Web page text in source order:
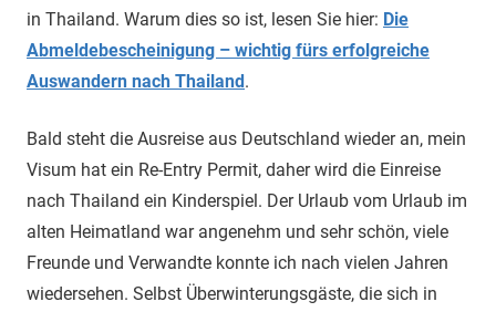
in Thailand. Warum dies so ist, lesen Sie hier: Die
Abmeldebescheinigung – wichtig fürs erfolgreiche
Auswandern nach Thailand.
Bald steht die Ausreise aus Deutschland wieder an, mein
Visum hat ein Re-Entry Permit, daher wird die Einreise
nach Thailand ein Kinderspiel. Der Urlaub vom Urlaub im
alten Heimatland war angenehm und sehr schön, viele
Freunde und Verwandte konnte ich nach vielen Jahren
wiedersehen. Selbst Überwinterungsgäste, die sich in